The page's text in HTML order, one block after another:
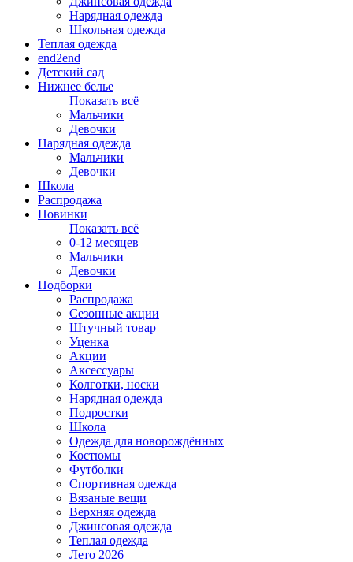
Нарядная одежда
Школьная одежда
Теплая одежда
end2end
Детский сад
Нижнее белье
Показать всё
Мальчики
Девочки
Нарядная одежда
Мальчики
Девочки
Школа
Распродажа
Новинки
Показать всё
0-12 месяцев
Мальчики
Девочки
Подборки
Распродажа
Сезонные акции
Штучный товар
Уценка
Акции
Аксессуары
Колготки, носки
Нарядная одежда
Подростки
Школа
Одежда для новорождённых
Костюмы
Футболки
Спортивная одежда
Вязаные вещи
Верхняя одежда
Джинсовая одежда
Теплая одежда
Лето 2026